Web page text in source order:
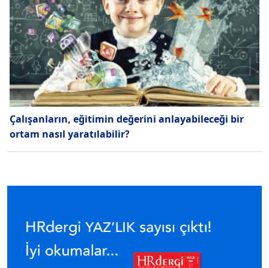
Çalışanların, eğitimin değerini anlayabileceği bir
ortam nasıl yaratılabilir?